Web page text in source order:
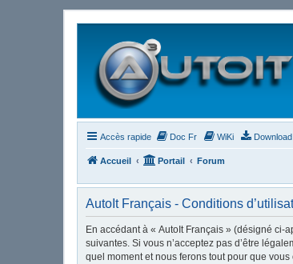
Accès rapide Doc Fr WiKi Download
Accueil Portail Forum
AutoIt Français - Conditions
En accédant à « AutoIt Français » (désigné ci-
suivantes. Si vous n’acceptez pas d’être
quel moment et nous ferons tout pour que